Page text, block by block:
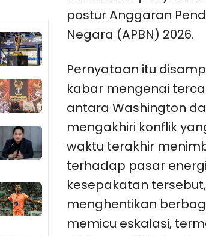
postur Anggaran
Negara (APBN) 2026.
Pernyataan itu
kabar mengenai
antara Washington
mengakhiri konflik
waktu terakhir
terhadap pasar
kesepakatan
menghentikan
memicu eskalasi,